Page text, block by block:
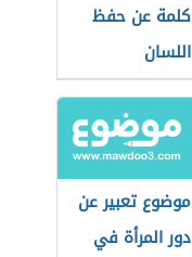
كلمة عن حفظ
اللسان
موضوع تعبير عن
دور المرأة في